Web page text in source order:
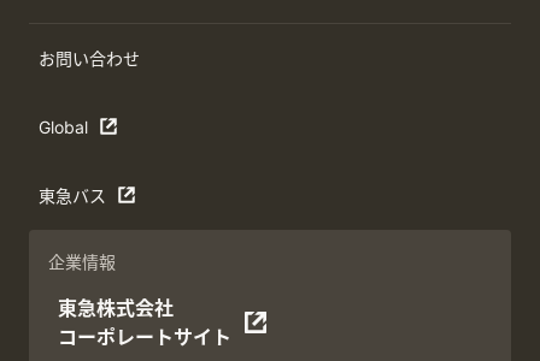
お問い合わせ
Global
東急バス
企業情報
東急株式会社
コーポレートサイト